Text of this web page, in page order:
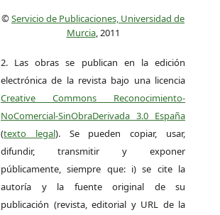
©Servicio de Publicaciones, Universidad de
Murcia, 2011
2. Las obras se publican en la edición
electrónica de la revista bajo una licencia
Creative Commons Reconocimiento-
NoComercial-SinObraDerivada 3.0 España
(texto legal). Se pueden copiar, usar,
difundir, transmitir y exponer
públicamente, siempre que: i) se cite la
autoría y la fuente original de su
publicación (revista, editorial y URL de la